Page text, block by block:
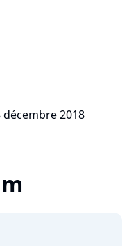
2018